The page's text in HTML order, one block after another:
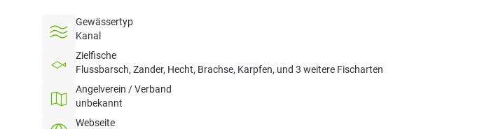
Gewässertyp
Kanal
Zielfische
Flussbarsch, Zander, Hecht, Brachse, Karpfen, und 3 weitere Fischarten
Angelverein / Verband
unbekannt
Webseite